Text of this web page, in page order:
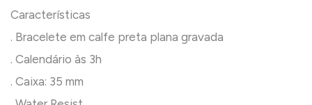
Características
. Bracelete em calfe preta plana gravada
. Calendário às 3h
. Caixa: 35 mm